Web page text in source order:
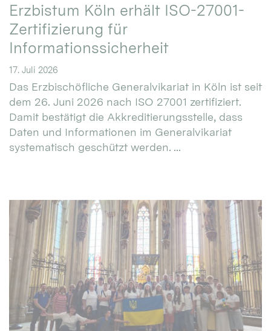
Erzbistum Köln erhält ISO-27001-
Zertifizierung für
Informationssicherheit
17. Juli 2026
Das Erzbischöfliche Generalvikariat in Köln ist seit
dem 26. Juni 2026 nach ISO 27001 zertifiziert.
Damit bestätigt die Akkreditierungsstelle, dass
Daten und Informationen im Generalvikariat
systematisch geschützt werden. ...